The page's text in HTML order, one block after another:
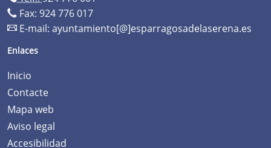
Fax: 924 776 017
E-mail: ayuntamiento[@]esparragosadelaserena.es
Enlaces
Inicio
Contacte
Mapa web
Aviso legal
Accesibilidad